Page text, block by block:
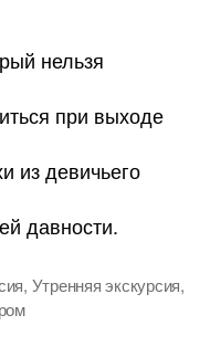
нельзя
при выходе
из девичьего
давности.
, Утренняя экскурсия,